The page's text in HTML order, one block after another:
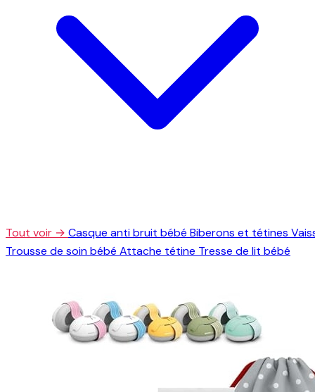
Tout voir → Casque anti bruit bébé Biberons et tétines
Trousse de soin bébé Attache tétine Tresse de lit bébé